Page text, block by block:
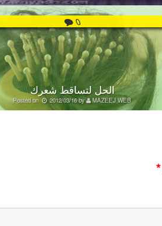
الحل لتساقط شعرك
Posted on 2012/03/16 by MAZEEJ WEB
0
*